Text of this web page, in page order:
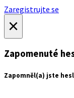
Zaregistrujte se
×
Zapomenuté
Zapomněl(a) jste